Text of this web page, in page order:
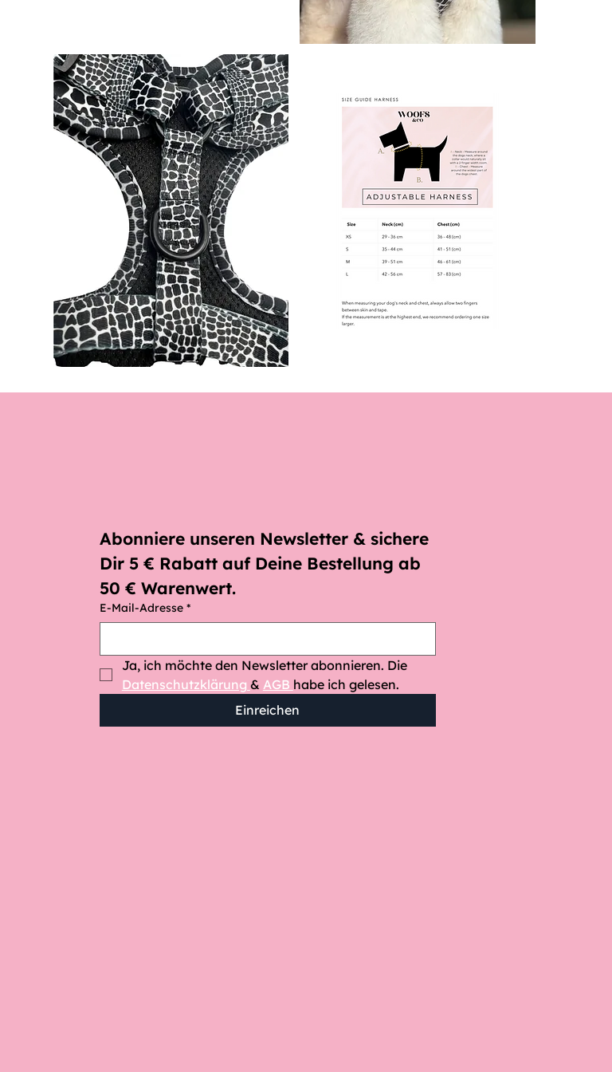
Abonniere unseren Newsletter & sichere
Dir 5 € Rabatt auf Deine Bestellung ab
50 € Warenwert.
E-Mail-Adresse *
Ja, ich möchte den Newsletter abonnieren. Die
Datenschutzklärung & AGB habe ich gelesen.
Einreichen